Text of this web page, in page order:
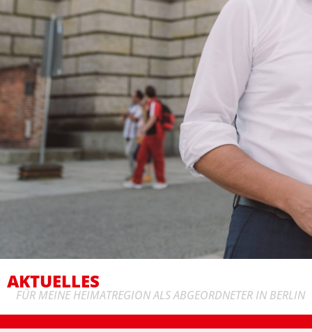
AKTUELLES
FÜR MEINE HEIMATREGION ALS ABGEORDNETER IN BERLIN